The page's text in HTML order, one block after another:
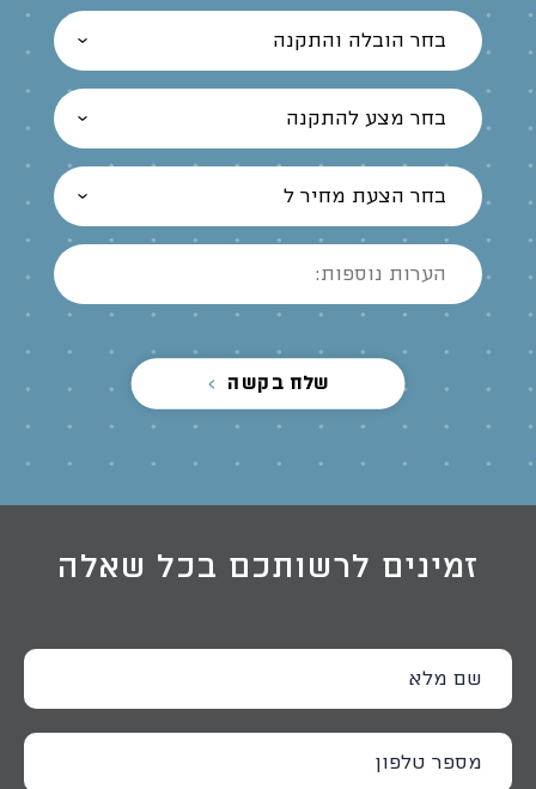
בחר הובלה והתקנה
בחר מצע להתקנה
בחר הצעת מחיר ל
שלח בקשה
זמינים לרשותכם בכל שאלה